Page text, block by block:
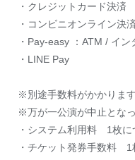
・クレジットカード決済
・コンビニオンライン決
・Pay-easy ：ATM / イ
・LINE Pay
※別途手数料がかかりま
※万が一公演が中止とな
・システム利用料 1枚に
・チケット発券手数料 1